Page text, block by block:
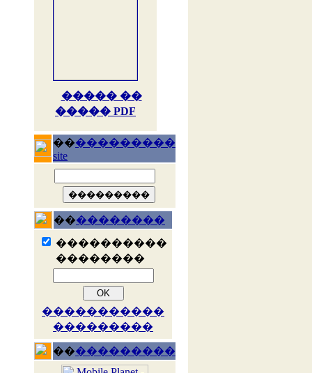
����� ��
����� PDF
�����������
site
����������
����������
��������
�����������
���������
�����������